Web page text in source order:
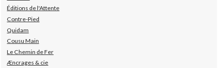
Éditions de l'Attente
Contre-Pied
Quidam
Cousu Main
Le Chemin de Fer
Æncrages & cie